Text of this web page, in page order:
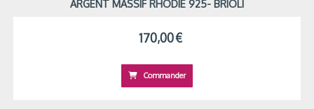
ARGENT MASSIF RHODIÉ 925- BRIOLI
170,00€
Commander